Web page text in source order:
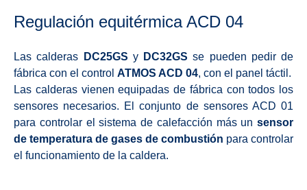
Regulación equitérmica ACD 04
Las calderas DC25GS yDC32GS se pueden pedir de
fábrica con el control ATMOS ACD 04, con el panel táctil.
Las calderas vienen equipadas de fábrica con todos los
sensores necesarios. El conjunto de sensores ACD 01
para controlar el sistema de calefacción más un sensor
de temperatura de gases de combustión para controlar
el funcionamiento de la caldera.